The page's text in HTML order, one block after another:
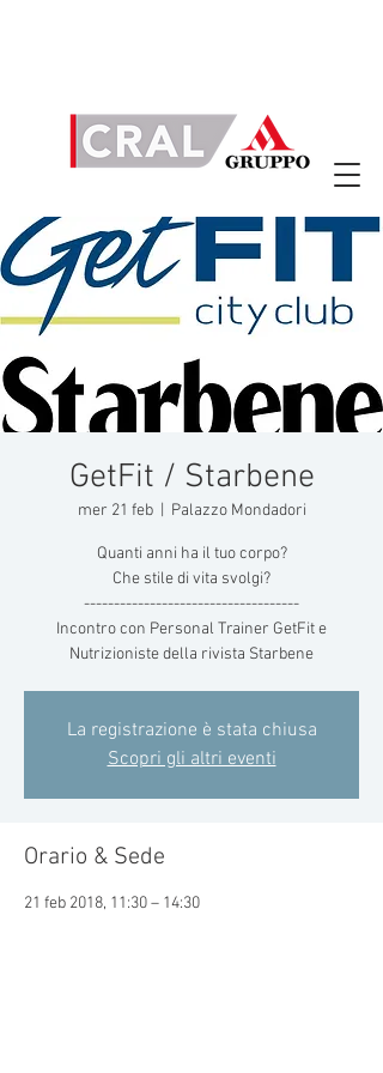
GetFit / Starbene
mer 21 feb
  |
Palazzo Mondadori
Quanti anni ha il tuo corpo?
Che stile di vita svolgi?
------------------------------------
Incontro con Personal Trainer GetFit e
Nutrizioniste della rivista Starbene
La registrazione è stata chiusa
Scopri gli altri eventi
Orario & Sede
21 feb 2018, 11:30 – 14:30